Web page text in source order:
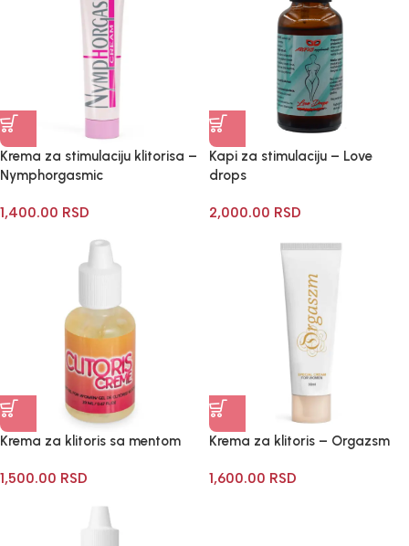
Krema za stimulaciju klitorisa –
Nymphorgasmic
1,400.00 RSD
Kapi za stimulaciju – Love
drops
2,000.00 RSD
Krema za klitoris sa mentom
1,500.00 RSD
Krema za klitoris – Orgazsm
1,600.00 RSD